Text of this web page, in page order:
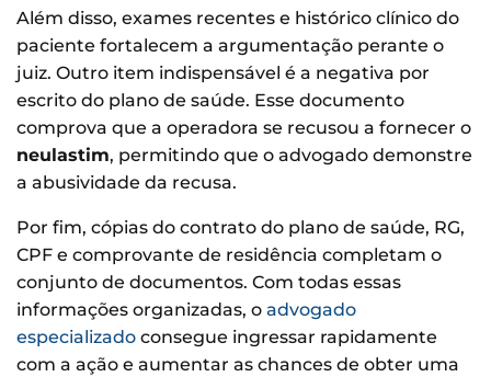
Além disso, exames recentes e histórico clínico do
paciente fortalecem a argumentação perante o
juiz. Outro item indispensável é a negativa por
escrito do plano de saúde. Esse documento
comprova que a operadora se recusou a fornecer o
neulastim, permitindo que o advogado demonstre
a abusividade da recusa.
Por fim, cópias do contrato do plano de saúde, RG,
CPF e comprovante de residência completam o
conjunto de documentos. Com todas essas
informações organizadas, o advogado
especializado consegue ingressar rapidamente
com a ação e aumentar as chances de obter uma